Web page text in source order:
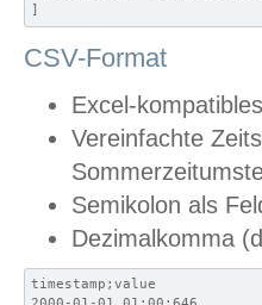
]
CSV-Format
Excel-
Vereinfachte
Semikolon als
Dezimalkomma
timestamp;value